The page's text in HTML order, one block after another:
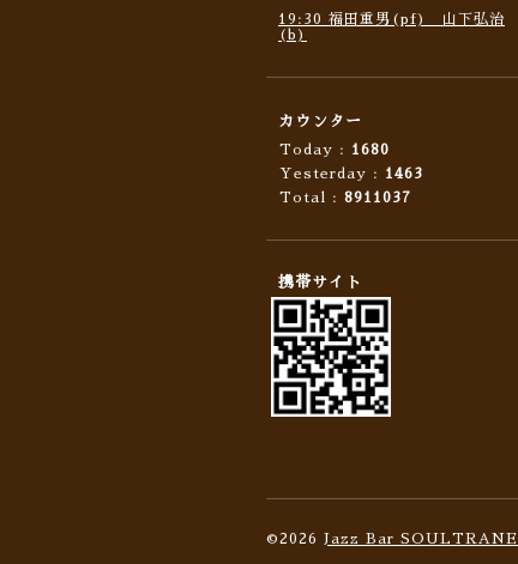
19:30 福田重男(pf) 山下弘治
(b)
カウンター
Today : 1680
Yesterday : 1463
Total : 8911037
携帯サイト
©2026 Jazz Bar SOULTRANE